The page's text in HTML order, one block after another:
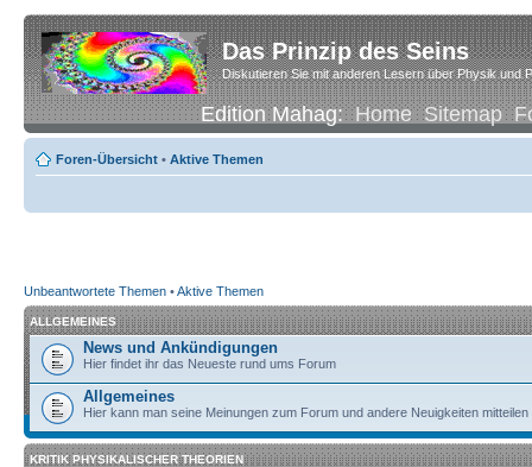
Das Prinzip des Seins
Diskutieren Sie mit anderen Lesern über Physik und
Edition Mahag:Home Sitemap
Foren-Übersicht • Aktive Themen
Unbeantwortete Themen •Aktive Themen
ALLGEMEINES
News und Ankündigungen
Hier findet ihr das Neueste rund ums Forum
Allgemeines
Hier kann man seine Meinungen zum Forum und andere Neuigkeiten mitteilen
KRITIK PHYSIKALISCHER THEORIEN